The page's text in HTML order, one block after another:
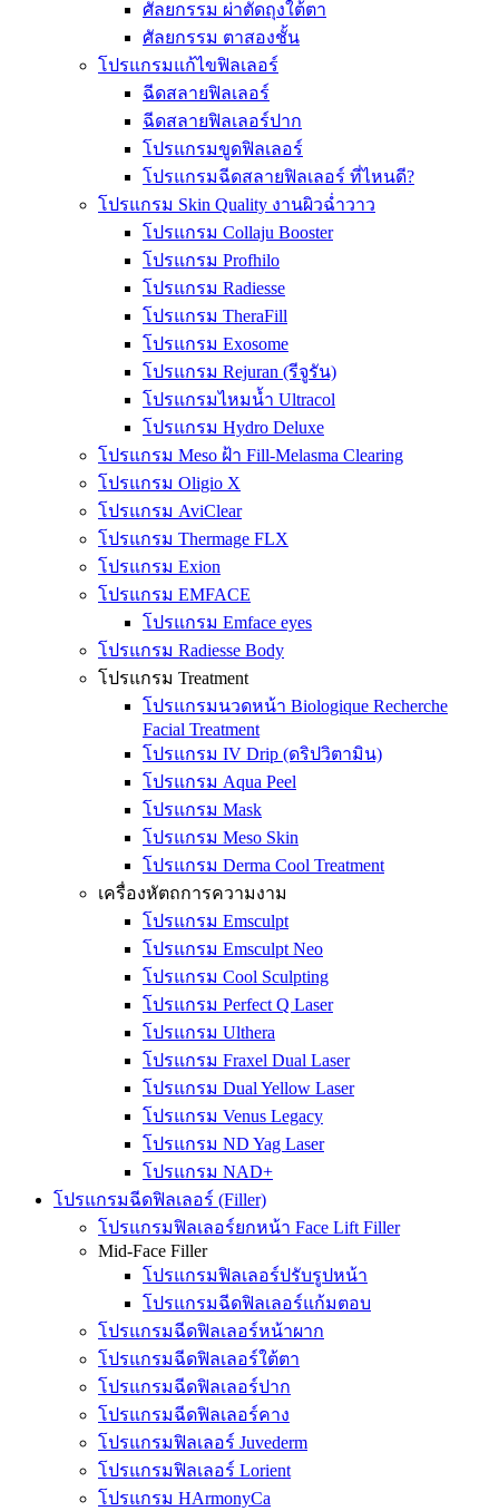
ศัลยกรรม ผ่าตัดถุงใต้ตา
ศัลยกรรม ตาสองชั้น
โปรแกรมแก้ไขฟิลเลอร์
ฉีดสลายฟิลเลอร์
ฉีดสลายฟิลเลอร์ปาก
โปรแกรมขูดฟิลเลอร์
โปรแกรมฉีดสลายฟิลเลอร์ ที่ไหนดี?
โปรแกรม Skin Quality งานผิวฉ่ำวาว
โปรแกรม Collaju Booster
โปรแกรม Profhilo
โปรแกรม Radiesse
โปรแกรม TheraFill
โปรแกรม Exosome
โปรแกรม Rejuran (รีจูรัน)
โปรแกรมไหมน้ำ Ultracol
โปรแกรม Hydro Deluxe
โปรแกรม Meso ฝ้า Fill-Melasma Clearing
โปรแกรม Oligio X
โปรแกรม AviClear
โปรแกรม Thermage FLX
โปรแกรม Exion
โปรแกรม EMFACE
โปรแกรม Emface eyes
โปรแกรม Radiesse Body
โปรแกรม Treatment
โปรแกรมนวดหน้า Biologique Recherche
Facial Treatment
โปรแกรม IV Drip (ดริปวิตามิน)
โปรแกรม Aqua Peel
โปรแกรม Mask
โปรแกรม Meso Skin
โปรแกรม Derma Cool Treatment
เครื่องหัตถการความงาม
โปรแกรม Emsculpt
โปรแกรม Emsculpt Neo
โปรแกรม Cool Sculpting
โปรแกรม Perfect Q Laser
โปรแกรม Ulthera
โปรแกรม Fraxel Dual Laser
โปรแกรม Dual Yellow Laser
โปรแกรม Venus Legacy
โปรแกรม ND Yag Laser
โปรแกรม NAD+
โปรแกรมฉีดฟิลเลอร์ (Filler)
โปรแกรมฟิลเลอร์ยกหน้า Face Lift Filler
Mid-Face Filler
โปรแกรมฟิลเลอร์ปรับรูปหน้า
โปรแกรมฉีดฟิลเลอร์แก้มตอบ
โปรแกรมฉีดฟิลเลอร์หน้าผาก
โปรแกรมฉีดฟิลเลอร์ใต้ตา
โปรแกรมฉีดฟิลเลอร์ปาก
โปรแกรมฉีดฟิลเลอร์คาง
โปรแกรมฟิลเลอร์ Juvederm
โปรแกรมฟิลเลอร์ Lorient
โปรแกรม HArmonyCa